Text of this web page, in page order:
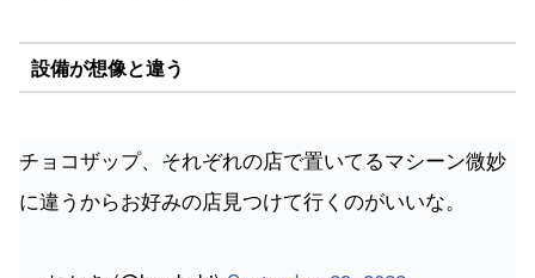
設備が想像と違う
チョコザップ、それぞれの店で置いてるマシーン微妙
に違うからお好みの店見つけて行くのがいいな。
— おかき (@la_okaki) September 29, 2022